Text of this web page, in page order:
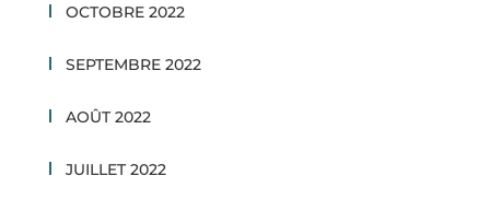
OCTOBRE 2022
SEPTEMBRE 2022
AOÛT 2022
JUILLET 2022